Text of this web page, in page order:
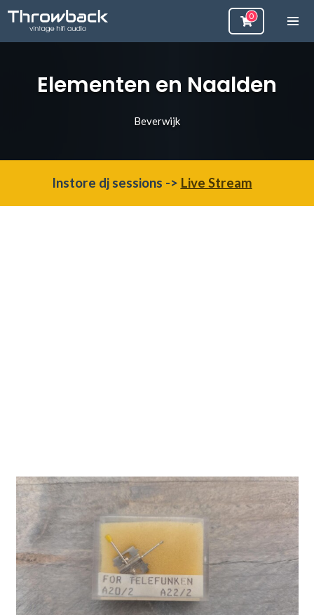
Elementen en Naalden
Beverwijk
Instore dj sessions -> Live Stream
Naald voor
Telefunken A20/2 -
A22/2
02 D-1701 H2
Emdo
Vervangingsnaald voor Telefunken A20/2 - A22/2.